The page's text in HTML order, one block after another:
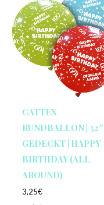
CATTEX
RUNDBALLON | 32″
GEDECKT | HAPPY
BIRTHDAY (ALL
AROUND)
3,25€